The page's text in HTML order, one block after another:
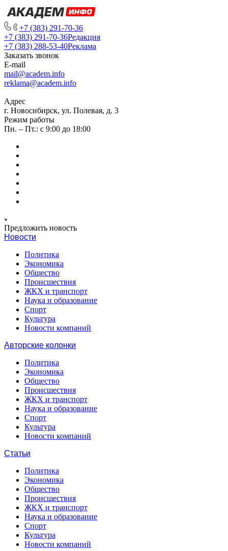
+7 (383) 291-70-36
+7 (383) 291-70-36Редакция
+7 (383) 288-53-40Реклама
Заказать звонок
E-mail
mail@academ.info
reklama@academ.info
Адрес
г. Новосибирск, ул. Полевая, д. 3
Режим работы
Пн. – Пт.: с 9:00 до 18:00
Предложить новость
Новости
Политика
Экономика
Общество
Происшествия
ЖКХ и транспорт
Наука и образование
Спорт
Культура
Новости компаний
Авторские колонки
Политика
Экономика
Общество
Происшествия
ЖКХ и транспорт
Наука и образование
Спорт
Культура
Новости компаний
Статьи
Политика
Экономика
Общество
Происшествия
ЖКХ и транспорт
Наука и образование
Спорт
Культура
Новости компаний